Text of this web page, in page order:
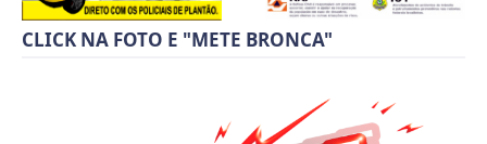
CLICK NA FOTO E "METE BRONCA"